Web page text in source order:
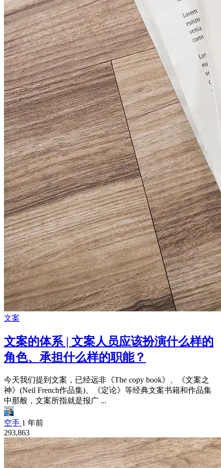
文案
文案的体系 | 文案人员应该扮演什么样的
角色、承担什么样的职能？
今天我们提到文案，已经远非《The copy book》、《文案之
神》(Neil French作品集)、《定论》等经典文案书籍和作品集
中那般，文案所指就是报广 ...
空手 1 年前
293,863